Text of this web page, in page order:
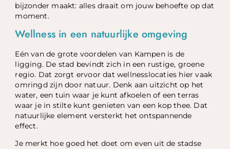
bijzonder maakt: alles draait om jouw behoefte op dat
moment.
Wellness in een natuurlijke omgeving
Eén van de grote voordelen van Kampen is de
ligging. De stad bevindt zich in een rustige, groene
regio. Dat zorgt ervoor dat wellnesslocaties hier vaak
omringd zijn door natuur. Denk aan uitzicht op het
water, een tuin waar je kunt afkoelen of een terras
waar je in stilte kunt genieten van een kop thee. Dat
natuurlijke element versterkt het ontspannende
effect.
Je merkt hoe goed het doet om even uit de stadse